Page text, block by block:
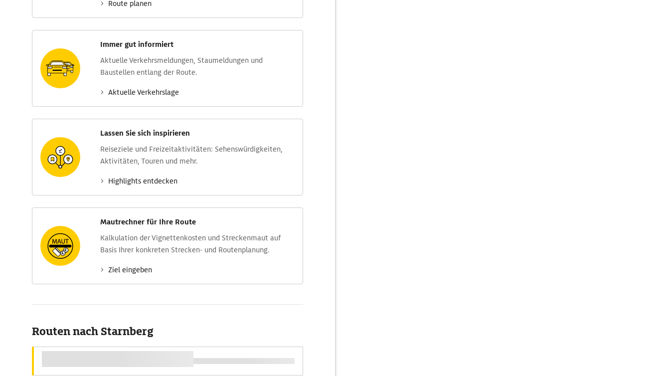
Route planen
Immer gut informiert
Aktuelle Verkehrs­meldungen, Stau­meldungen und
Baustellen entlang der Route.
Aktuelle Verkehrs­lage
Lassen Sie sich inspirieren
Reise­ziele und Freizeit­aktivitäten: Sehens­würdig­keiten,
Aktivitäten, Touren und mehr.
Highlights entdecken
Mautrechner für Ihre Route
Kalkulation der Vignettenkosten und Streckenmaut auf
Basis Ihrer konkreten Strecken- und Routenplanung.
Ziel eingeben
Routen nach Starnberg